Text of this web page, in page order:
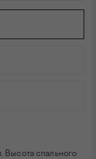
Высота спального